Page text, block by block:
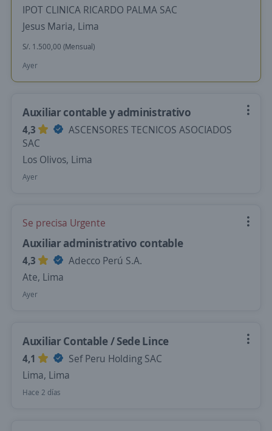
IPOT CLINICA RICARDO PALMA SAC
Jesus Maria, Lima
S/. 1.500,00 (Mensual)
Ayer
Auxiliar contable y administrativo
4,3
ASCENSORES TECNICOS ASOCIADOS
SAC
Los Olivos, Lima
Ayer
Se precisa Urgente
Auxiliar administrativo contable
4,3
Adecco Perú S.A.
Ate, Lima
Ayer
Auxiliar Contable / Sede Lince
4,1
Sef Peru Holding SAC
Lima, Lima
Hace 2 días